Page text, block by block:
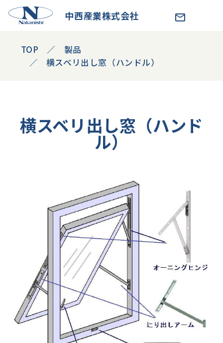
中西産業株式会社
TOP
製品
横スベリ出し窓（ハンドル）
横スベリ出し窓（ハンド
ル）